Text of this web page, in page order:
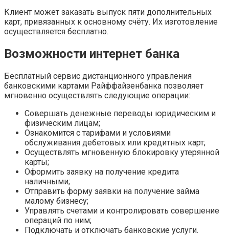
Клиент может заказать выпуск пяти дополнительных
карт, привязанных к основному счёту. Их изготовление
осуществляется бесплатно.
Возможности интернет банка
Бесплатный сервис дистанционного управления
банковскими картами Райффайзенбанка позволяет
мгновенно осуществлять следующие операции:
Совершать денежные переводы юридическим и
физическим лицам;
Ознакомится с тарифами и условиями
обслуживания дебетовых или кредитных карт;
Осуществлять мгновенную блокировку утерянной
карты;
Оформить заявку на получение кредита
наличными;
Отправить форму заявки на получение займа
малому бизнесу;
Управлять счетами и контролировать совершение
операций по ним;
Подключать и отключать банковские услуги.